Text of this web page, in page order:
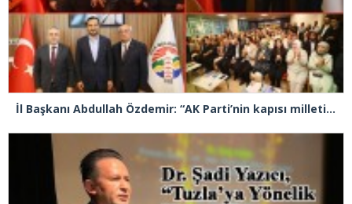
İl Başkanı Abdullah Özdemir: “AK Parti’nin kapısı milletine hizmet etmek isteyen herkese açıktır”